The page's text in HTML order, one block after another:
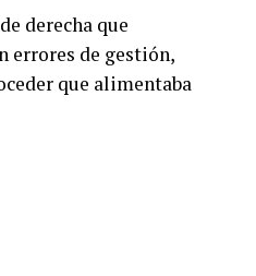
derecha que
errores de gestión,
que alimentaba